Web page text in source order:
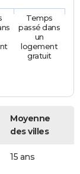
Temps
passé dans
un
logement
gratuit
Moyenne
des villes
15 ans